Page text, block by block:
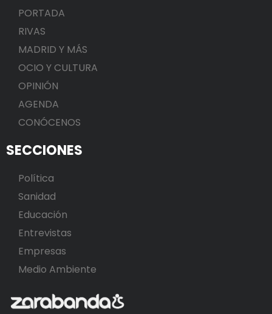
PORTADA
RIVAS
MADRID Y MÁS
OCIO Y CULTURA
OPINIÓN
AGENDA
CONÓCENOS
SECCIONES
Política
Sanidad
Educación
Entrevistas
Empresas
Medio Ambiente